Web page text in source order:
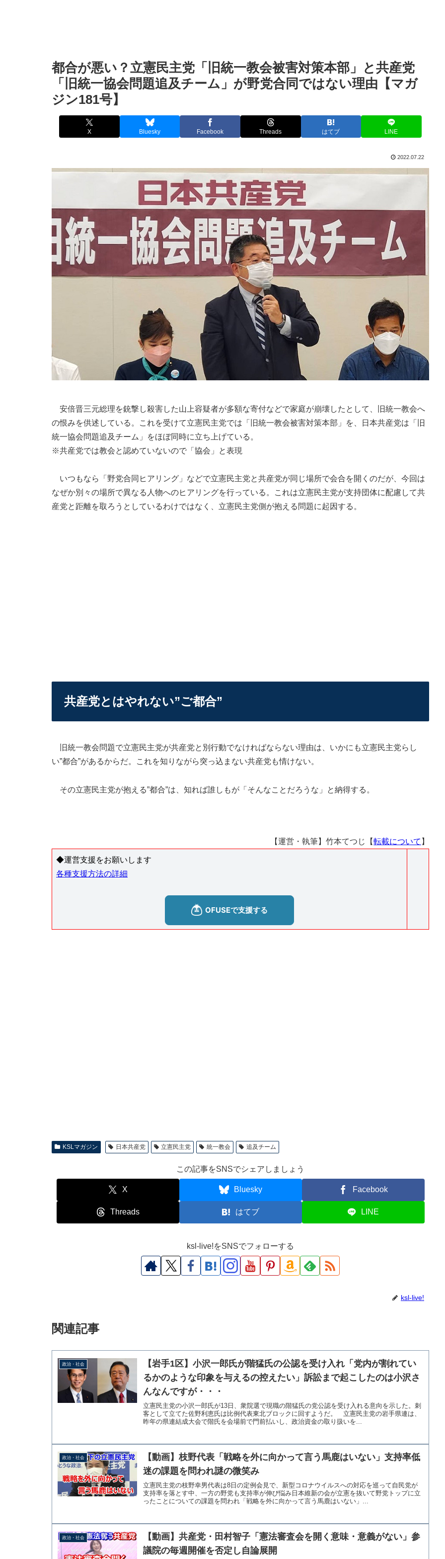
都合が悪い？立憲民主党「旧統一教会被害対策本部」と共産党
「旧統一協会問題追及チーム」が野党合同ではない理由【マガ
ジン181号】
X Bluesky Facebook Threads はてブ LINE
2022.07.22
安倍晋三元総理を銃撃し殺害した山上容疑者が多額な寄付などで家庭が崩壊したとして、旧統一教会へ
の恨みを供述している。これを受けて立憲民主党では「旧統一教会被害対策本部」を、日本共産党は「旧
統一協会問題追及チーム」をほぼ同時に立ち上げている。
※共産党では教会と認めていないので「協会」と表現
いつもなら「野党合同ヒアリング」などで立憲民主党と共産党が同じ場所で会合を開くのだが、今回は
なぜか別々の場所で異なる人物へのヒアリングを行っている。これは立憲民主党が支持団体に配慮して共
産党と距離を取ろうとしているわけではなく、立憲民主党側が抱える問題に起因する。
共産党とはやれない”ご都合”
旧統一教会問題で立憲民主党が共産党と別行動でなければならない理由は、いかにも立憲民主党らし
い”都合”があるからだ。これを知りながら突っ込まない共産党も情けない。
その立憲民主党が抱える”都合”は、知れば誰しもが「そんなことだろうな」と納得する。
【運営・執筆】竹本てつじ【転載について 】
◆運営支援をお願いします
各種支援方法の詳細
KSLマガジン 日本共産党 立憲民主党 統一教会 追及チーム
この記事をSNSでシェアしましょう
X Bluesky Facebook
Threads はてブ LINE
ksl-live!をSNSでフォローする
ksl-live!
関連記事
政治・社会
【岩手1区】小沢一郎氏が階猛氏の公認を受け入れ「党内が割れてい
るかのような印象を与えるの控えたい」訴訟まで起こしたのは小沢さ
んなんですが・・・
立憲民主党の小沢一郎氏が13日、衆院選で現職の階猛氏の党公認を受け入れる意向を示した。刺
客として立てた佐野利恵氏は比例代表東北ブロックに回すようだ。 立憲民主党の岩手県連は、
昨年の県連結成大会で階氏を会場前で門前払いし、政治資金の取り扱いを...
政治・社会
【動画】枝野代表「戦略を外に向かって言う馬鹿はいない」支持率低
迷の課題を問われ謎の微笑み
立憲民主党の枝野幸男代表は8日の定例会見で、新型コロナウイルスへの対応を巡って自民党が
支持率を落とす中、一方の野党も支持率が伸び悩み日本維新の会が立憲を抜いて野党トップに立
ったことについての課題を問われ「戦略を外に向かって言う馬鹿はいない」...
政治・社会
【動画】共産党・田村智子「憲法審査会を開く意味・意義がない」参
議院の毎週開催を否定し自論展開